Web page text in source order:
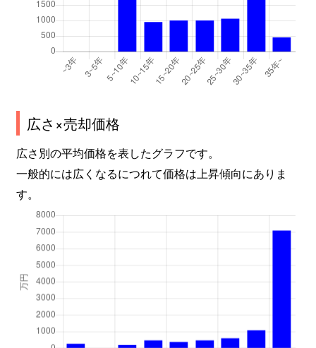
広さ×売却価格
広さ別の平均価格を表したグラフです。
一般的には広くなるにつれて価格は上昇傾向にありま
す。